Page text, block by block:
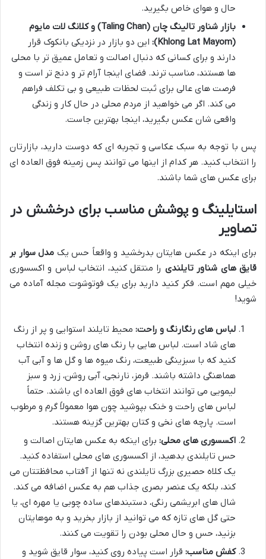
حال و هوای خاص بگیرید.
بازار شناور تالینگ چان (Taling Chan) و کلانگ لات مایوم
(Khlong Lat Mayom):
این دو بازار در نزدیکی بانکوک قرار
دارند و برای کسانی که دنبال اصالت و تعامل عمیق تر با محلی
ها هستند، مناسب ترند. فضای اینجا آرام تر و دنج تر است و
فرصت های عالی برای ثبت لحظات طبیعی و بی تکلف فراهم
می کند. اگر می خواهید از مردم محلی در حال کار و زندگی
واقعی شان عکس بگیرید، اینجا بهترین جاست.
پس با توجه به سبک عکاسی و تجربه ای که دوست دارید، بازارتان
را انتخاب کنید. هر کدام از اینها می توانند پس زمینه فوق العاده ای
برای عکس های شما باشند.
استایلینگ و پوشش مناسب برای درخشش در
تصاویر
برای اینکه در عکس هایتان بدرخشید و واقعاً حس یک مدل سوار بر
قایق های شناور تایلندی را منتقل کنید، انتخاب لباس و اکسسوری
خیلی مهم است. فکر کنید دارید برای یک فوتوشوت مجله آماده می
شوید!
لباس های رنگارنگ و راحت: محیط تایلند استوایی و پر از رنگ
های شاد است. لباس هایی با رنگ های روشن و زنده انتخاب
کنید که با سبزینگی طبیعت، رنگ میوه ها و گل ها و آبی آب
هماهنگی داشته باشند. قرمز، نارنجی، آبی روشن، زرد و سبز
لیمویی می توانند انتخاب های فوق العاده ای باشند. حتماً
لباس های راحت و خنک بپوشید چون هوا معمولاً گرم و مرطوب
است. پارچه های نخی و کتان بهترین گزینه هستند.
اکسسوری های محلی: برای اینکه به عکس هایتان اصالت و
حس تایلندی بدهید، از اکسسوری های محلی استفاده کنید.
یک کلاه حصیری بزرگ تایلندی نه تنها از آفتاب محافظتتان می
کند، بلکه یک عنصر بصری جذاب هم به عکس اضافه می کند.
شال های ابریشمی رنگی، دستبندهای ساده چوبی یا مهره ای، یا
حتی گل های تازه که می توانید از بازار بخرید و به موهایتان
بزنید، حس و حال محلی بودن را تقویت می کنند.
کفش مناسب: قرار است پیاده روی کنید، سوار قایق شوید و